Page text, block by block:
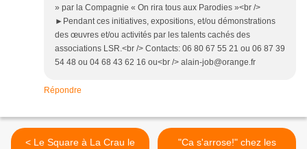
» par la Compagnie « On rira tous aux Parodies »<br />
►Pendant ces initiatives, expositions, et/ou démonstrations
des œuvres et/ou activités par les talents cachés des
associations LSR.<br /> Contacts: 06 80 67 55 21 ou 06 87 39
54 48 ou 04 68 43 62 16 ou<br /> alain-job@orange.fr
Répondre
< Le Square à La Crau le
"Ca s'arrose!" chez les